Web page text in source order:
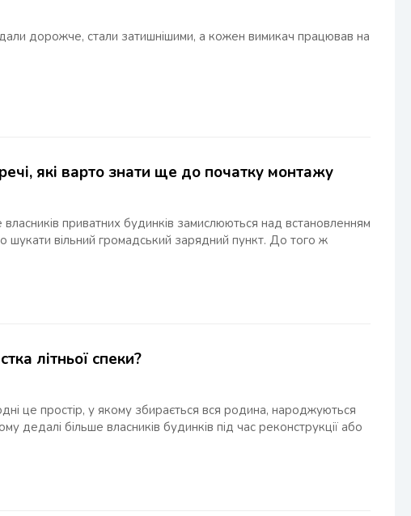
дорожче, стали затишнішими, а кожен вимикач працював на
які варто знати ще до початку монтажу
приватних будинків замислюються над встановленням
шукати вільний громадський зарядний пункт. До того ж
літньої спеки?
це простір, у якому збирається вся родина, народжуються
дедалі більше власників будинків під час реконструкції або